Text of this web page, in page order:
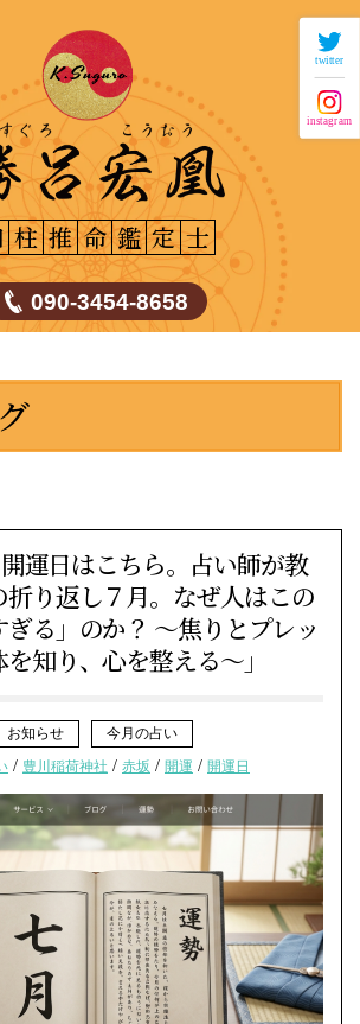
柱 推 命 鑑 定 士
090-3454-8658
運日はこちら。占い師が教
り返し７月。なぜ人はこの
る」のか？ ～焦りとプレッ
を知り、心を整える～」
お知らせ
今月の占い
/ 豊川稲荷神社 / 赤坂 / 開運 / 開運日
twitter
instagram